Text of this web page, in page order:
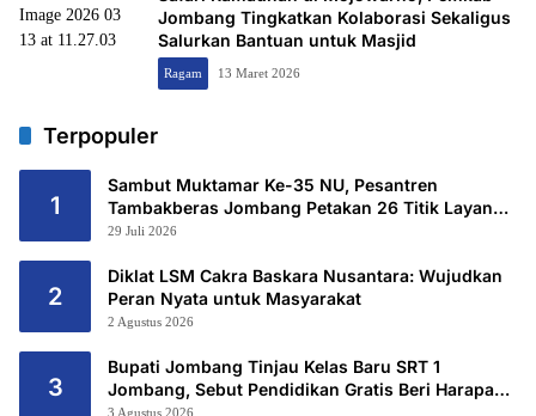
Jombang Tingkatkan Kolaborasi Sekaligus
Salurkan Bantuan untuk Masjid
Ragam 13 Maret 2026
Terpopuler
1
Sambut Muktamar Ke-35 NU, Pesantren
Tambakberas Jombang Petakan 26 Titik Layanan
Utama
29 Juli 2026
2
Diklat LSM Cakra Baskara Nusantara: Wujudkan
Peran Nyata untuk Masyarakat
2 Agustus 2026
3
Bupati Jombang Tinjau Kelas Baru SRT 1
Jombang, Sebut Pendidikan Gratis Beri Harapan
Baru
3 Agustus 2026